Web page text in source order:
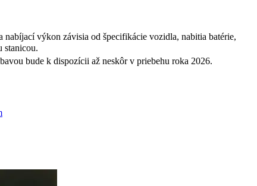
výkon závisia od špecifikácie vozidla, nabitia batérie,
stanicou.
bude k dispozícii až neskôr v priebehu roka 2026.